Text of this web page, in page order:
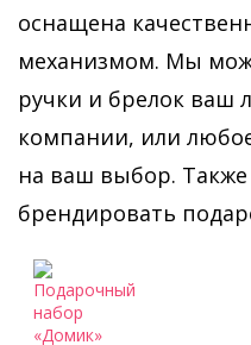
оснащена
механизмом. Мы
ручки и брелок ваш
компании, или
на ваш выбор.
брендировать